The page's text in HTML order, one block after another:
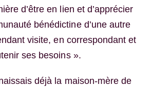
d’être en lien et d’apprécier
bénédictine d’une autre
visite, en correspondant et
ses besoins ».
déjà la maison-mère de